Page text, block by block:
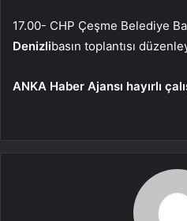
17.00- CHP Çeşme Belediye
Denizlibasın toplantısı
ANKA Haber Ajansı hayırlı